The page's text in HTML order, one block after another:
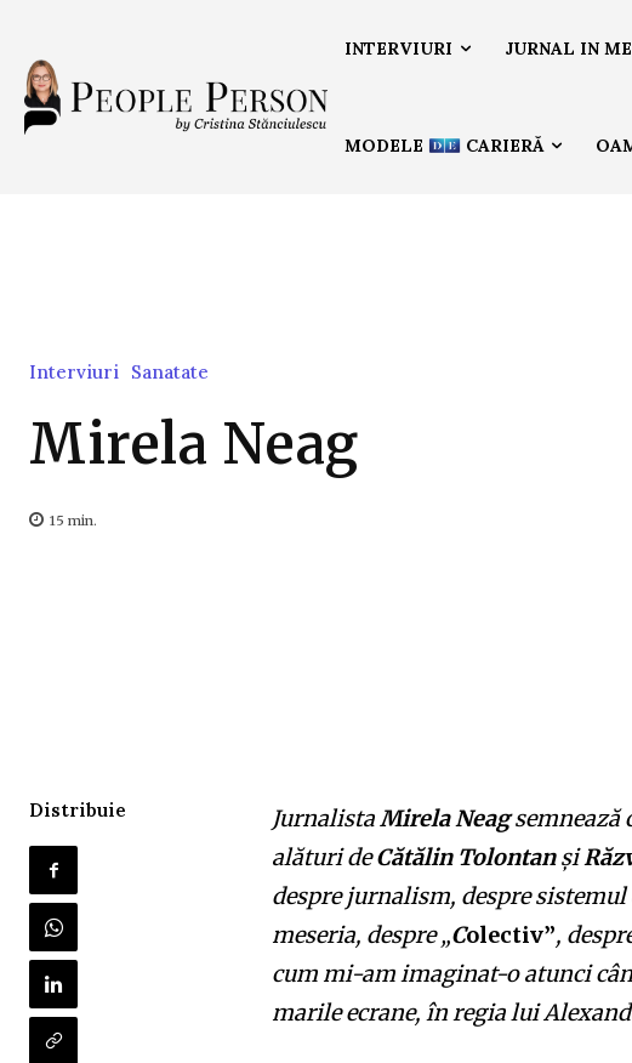
INTERVIURI JURNAL IN
MODELE CARIERĂ
Interviuri Sanatate
Mirela Neag
15 min.
Distribuie JurnalistaMirela Neagsemnează
alături deCătălin Tolontanși
despre jurnalism, despre
meseria, despre „Colectiv”,
cum mi-am imaginat-o atunci
marile ecrane, în regia lui